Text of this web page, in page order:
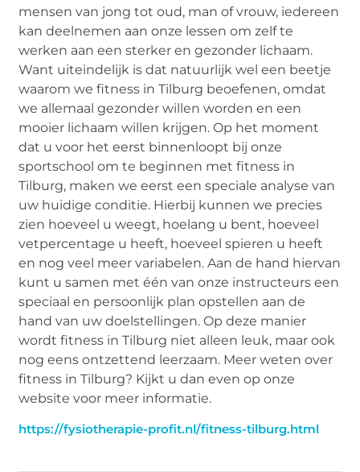
mensen van jong tot oud, man of vrouw, iedereen
kan deelnemen aan onze lessen om zelf te
werken aan een sterker en gezonder lichaam.
Want uiteindelijk is dat natuurlijk wel een beetje
waarom we fitness in Tilburg beoefenen, omdat
we allemaal gezonder willen worden en een
mooier lichaam willen krijgen. Op het moment
dat u voor het eerst binnenloopt bij onze
sportschool om te beginnen met fitness in
Tilburg, maken we eerst een speciale analyse van
uw huidige conditie. Hierbij kunnen we precies
zien hoeveel u weegt, hoelang u bent, hoeveel
vetpercentage u heeft, hoeveel spieren u heeft
en nog veel meer variabelen. Aan de hand hiervan
kunt u samen met één van onze instructeurs een
speciaal en persoonlijk plan opstellen aan de
hand van uw doelstellingen. Op deze manier
wordt fitness in Tilburg niet alleen leuk, maar ook
nog eens ontzettend leerzaam. Meer weten over
fitness in Tilburg? Kijkt u dan even op onze
website voor meer informatie.
https://fysiotherapie-profit.nl/fitness-tilburg.html